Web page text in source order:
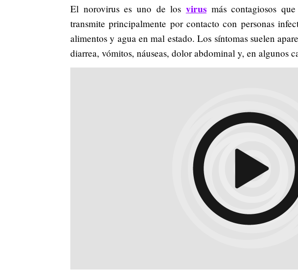
El norovirus es uno de los virusmás contagiosos
transmite principalmente por contacto con personas
alimentos y agua en mal estado. Los síntomas suelen
diarrea, vómitos, náuseas, dolor abdominal y, en algunos